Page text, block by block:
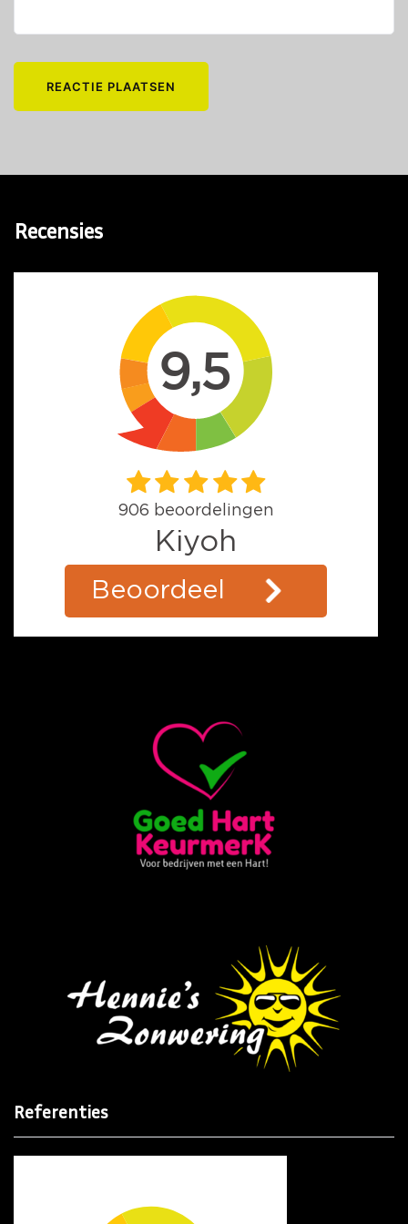
Recensies
Referenties